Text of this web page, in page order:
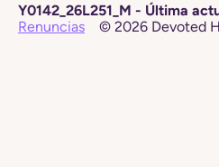
Y0142_26L251_M - Última
Renuncias
© 2026 Devoted